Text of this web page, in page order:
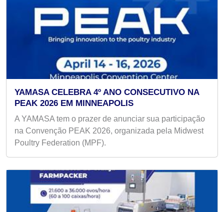
YAMASA CELEBRA 4º ANO CONSECUTIVO NA
PEAK 2026 EM MINNEAPOLIS
A YAMASA tem o prazer de anunciar sua participação
na Convenção PEAK 2026, organizada pela Midwest
Poultry Federation (MPF).